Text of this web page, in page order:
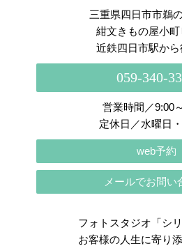
三重県四日市市鵜
紺文きもの屋小
近鉄四日市駅か
059-340-
営業時間／9:00
定休日／水曜日
web予約
メールでお問い
フォトスタジオ「シリ
お客様の人生に寄り